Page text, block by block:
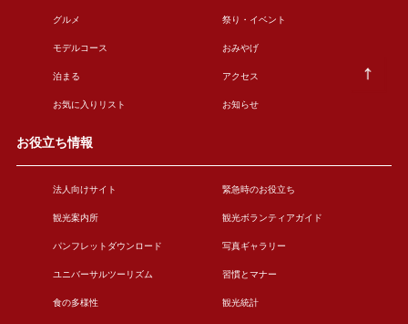
グルメ 祭り・イベント
モデルコース おみやげ
泊まる アクセス
お気に入りリスト お知らせ
お役立ち情報
法人向けサイト 緊急時のお役立ち
観光案内所 観光ボランティアガイド
パンフレットダウンロード 写真ギャラリー
ユニバーサルツーリズム 習慣とマナー
食の多様性 観光統計